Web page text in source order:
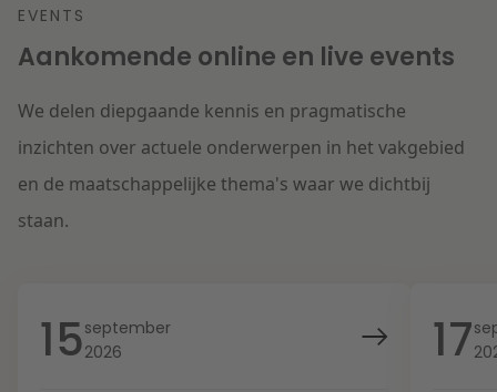
EVENTS
Aankomende online en live events
We delen diepgaande kennis en pragmatische
inzichten over actuele onderwerpen in het vakgebied
en de maatschappelijke thema's waar we dichtbij
staan.
15september
2026
17